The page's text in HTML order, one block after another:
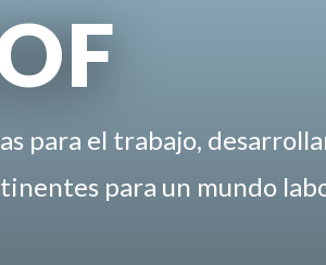
para el trabajo,
para un mundo